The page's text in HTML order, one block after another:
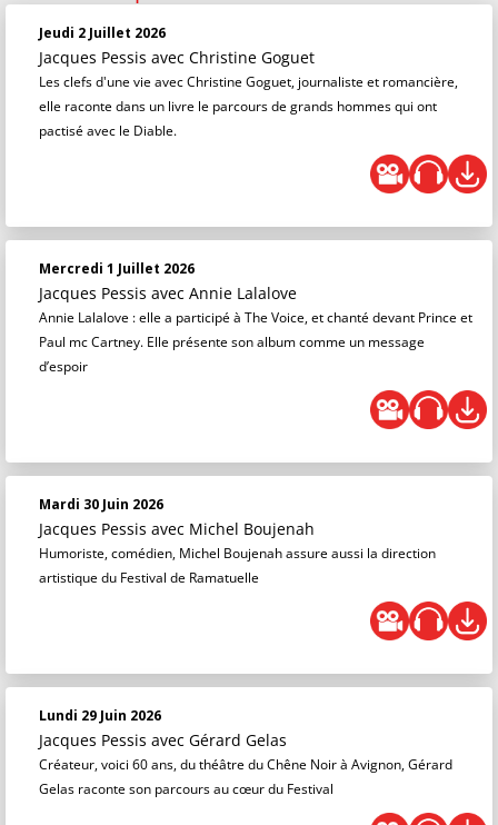
Jeudi 2 Juillet 2026
Jacques Pessis avec Christine Goguet
Les clefs d'une vie avec Christine Goguet, journaliste et romancière,
elle raconte dans un livre le parcours de grands hommes qui ont
pactisé avec le Diable.
Mercredi 1 Juillet 2026
Jacques Pessis avec Annie Lalalove
Annie Lalalove : elle a participé à The Voice, et chanté devant Prince et
Paul mc Cartney. Elle présente son album comme un message
d’espoir
Mardi 30 Juin 2026
Jacques Pessis avec Michel Boujenah
Humoriste, comédien, Michel Boujenah assure aussi la direction
artistique du Festival de Ramatuelle
Lundi 29 Juin 2026
Jacques Pessis avec Gérard Gelas
Créateur, voici 60 ans, du théâtre du Chêne Noir à Avignon, Gérard
Gelas raconte son parcours au cœur du Festival